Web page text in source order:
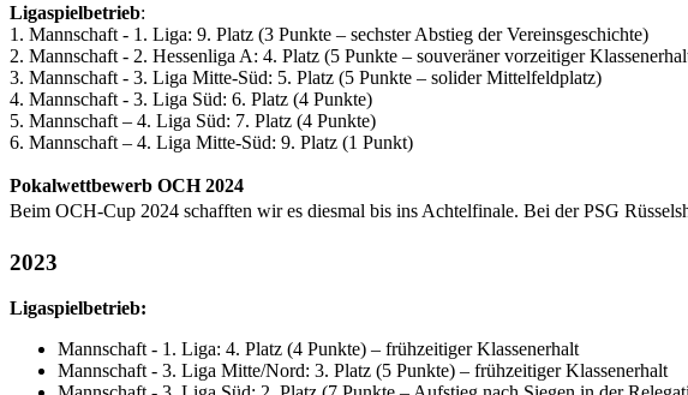
Ligaspielbetrieb:
1. Mannschaft - 1. Liga: 9. Platz (3 Punkte – sechster Abstieg der Vereinsgeschichte)
2. Mannschaft - 2. Hessenliga A: 4. Platz (5 Punkte – souveräner vorzeitiger
3. Mannschaft - 3. Liga Mitte-Süd: 5. Platz (5 Punkte – solider Mittelfeldplatz)
4. Mannschaft - 3. Liga Süd: 6. Platz (4 Punkte)
5. Mannschaft – 4. Liga Süd: 7. Platz (4 Punkte)
6. Mannschaft – 4. Liga Mitte-Süd: 9. Platz (1 Punkt)
Pokalwettbewerb OCH 2024
Beim OCH-Cup 2024 schafften wir es diesmal bis ins Achtelfinale. Bei der PSG
2023
Ligaspielbetrieb:
Mannschaft - 1. Liga: 4. Platz (4 Punkte) – frühzeitiger Klassenerhalt
Mannschaft - 3. Liga Mitte/Nord: 3. Platz (5 Punkte) – frühzeitiger Klassenerhalt